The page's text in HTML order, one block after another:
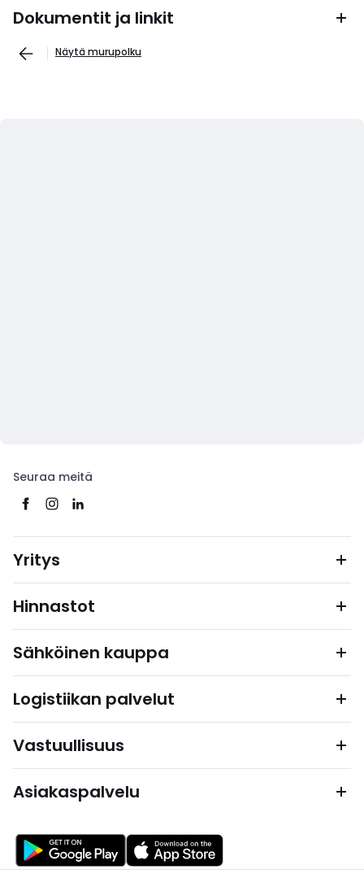
Dokumentit ja linkit
Näytä murupolku
Seuraa meitä
Yritys
Hinnastot
Sähköinen kauppa
Logistiikan palvelut
Vastuullisuus
Asiakaspalvelu